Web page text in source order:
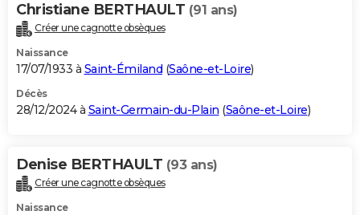
Christiane BERTHAULT (91 ans)
Créer une cagnotte obsèques
Naissance
17/07/1933 à Saint-Émiland (Saône-et-Loire)
Décès
28/12/2024 à Saint-Germain-du-Plain (Saône-et-Loire)
Denise BERTHAULT (93 ans)
Créer une cagnotte obsèques
Naissance